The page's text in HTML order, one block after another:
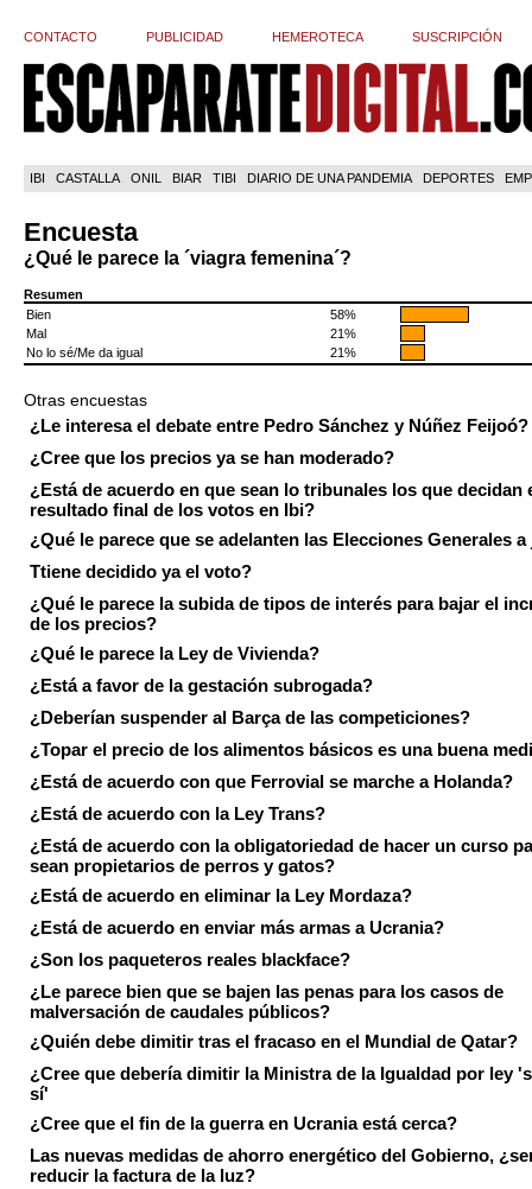
CONTACTO PUBLICIDAD HEMEROTECA SUSCRIPCIÓN
IBI CASTALLA ONIL BIAR TIBI DIARIO DE UNA PANDEMIA DEPORTES
Encuesta
¿Qué le parece la ´viagra femenina´?
Resumen
Bien
58%
Mal
21%
No lo sé/Me da igual
21%
Otras encuestas
¿Le interesa el debate entre Pedro Sánchez y Núñez Feijoó?
¿Cree que los precios ya se han moderado?
¿Está de acuerdo en que sean lo tribunales los que decidan
resultado final de los votos en Ibi?
¿Qué le parece que se adelanten las Elecciones Generales
Ttiene decidido ya el voto?
¿Qué le parece la subida de tipos de interés para bajar el
de los precios?
¿Qué le parece la Ley de Vivienda?
¿Está a favor de la gestación subrogada?
¿Deberían suspender al Barça de las competiciones?
¿Topar el precio de los alimentos básicos es una buena
¿Está de acuerdo con que Ferrovial se marche a Holanda?
¿Está de acuerdo con la Ley Trans?
¿Está de acuerdo con la obligatoriedad de hacer un curso
sean propietarios de perros y gatos?
¿Está de acuerdo en eliminar la Ley Mordaza?
¿Está de acuerdo en enviar más armas a Ucrania?
¿Son los paqueteros reales blackface?
¿Le parece bien que se bajen las penas para los casos de
malversación de caudales públicos?
¿Quién debe dimitir tras el fracaso en el Mundial de Qatar?
¿Cree que debería dimitir la Ministra de la Igualdad por ley
sí'
¿Cree que el fin de la guerra en Ucrania está cerca?
Las nuevas medidas de ahorro energético del Gobierno,
reducir la factura de la luz?